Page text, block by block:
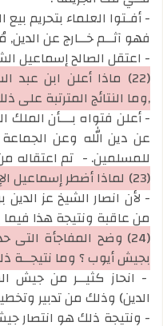
- أفـتوا العلماء بتحريم
فهو آثــم خــارج عن
- اعتقل الصالح إسماعيل
(22)
ماذا أعلن ابن عبد
,وما النتائج المترتبة على
- أعلن فتواه بـــأن الملك
عن دين الله وعن الجماعة
للمسلمين. - تم اعتقاله
(23)
لماذا أضطر إسماعيل
- لأن انصار الشيخ عز
من عاقبة ونتيجة هذا فيما
(24)
وضح المفاجأة التي
بجيش أيوب ؟ وما نتيجــة
- انحاز كثيــر من جيش
الدين) وذلك من تدبير
- ونتيجة ذلك هو انتصار